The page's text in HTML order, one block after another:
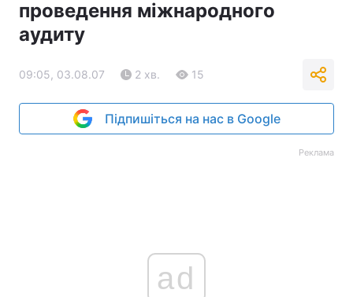
проведення міжнародного
аудиту
09:05, 03.08.07 2 хв. 15
Підпишіться на нас в Google
Реклама
ad